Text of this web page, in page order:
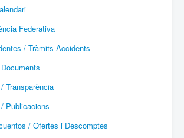
/ Vol Amb Motor
Federativa
/ Tràmits Accidents
Transparència
Publicacions
/ Ofertes i Descomptes